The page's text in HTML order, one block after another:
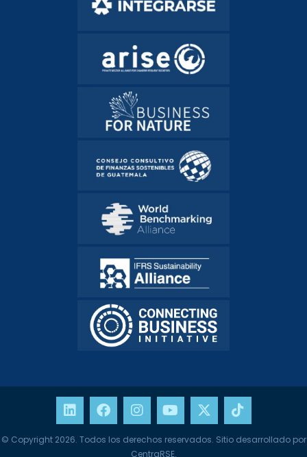
© Copyright 2026. Todos los derechos reservados. Sitio desarrollado por
CentraRSE.